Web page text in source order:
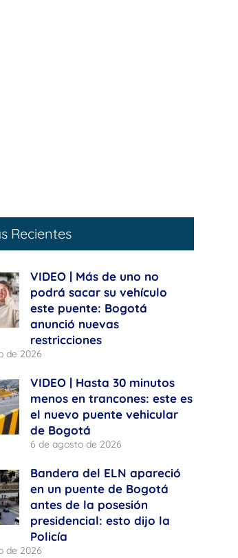
Recientes
VIDEO | Más de uno no
podrá sacar su vehículo
este puente: Bogotá
anunció nuevas
restricciones
de 2026
VIDEO | Hasta 30 minutos
menos en trancones: este es
el nuevo puente vehicular
de Bogotá
6 de agosto de 2026
Bandera del ELN apareció
en un puente de Bogotá
antes de la posesión
presidencial: esto dijo la
Policía
de 2026